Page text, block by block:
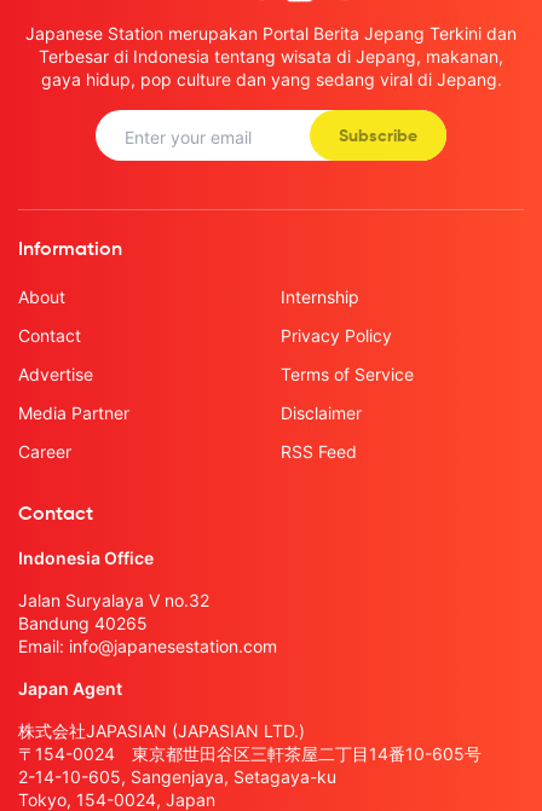
Japanese Station merupakan Portal Berita Jepang Terkini dan
Terbesar di Indonesia tentang wisata di Jepang, makanan,
gaya hidup, pop culture dan yang sedang viral di Jepang.
Subscribe
Information
About
Contact
Advertise
Media Partner
Career
Internship
Privacy Policy
Terms of Service
Disclaimer
RSS Feed
Contact
Indonesia Office
Jalan Suryalaya V no.32
Bandung 40265
Email: info@japanesestation.com
Japan Agent
株式会社JAPASIAN (JAPASIAN LTD.)
〒154-0024 東京都世田谷区三軒茶屋二丁目14番10-605号
2-14-10-605, Sangenjaya, Setagaya-ku
Tokyo, 154-0024, Japan